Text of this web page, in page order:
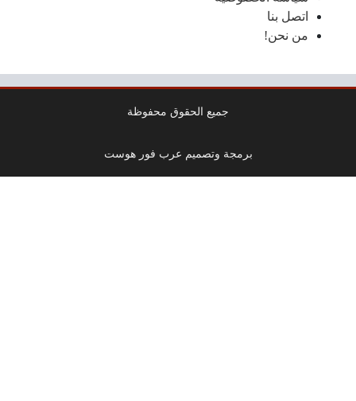
اتصل بنا
من نحن!
جميع الحقوق محفوظة
برمجة وتصميم عرب فور هوست